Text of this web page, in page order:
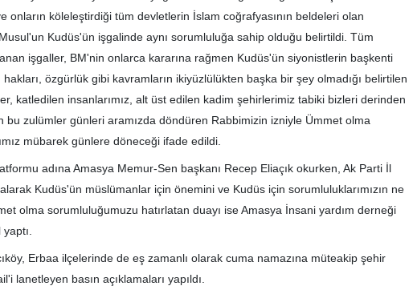
onların köleleştirdiği tüm devletlerin İslam coğrafyasının beldeleri olan
Kudüs'ün işgalinde aynı sorumluluğa sahip olduğu belirtildi. Tüm
işgaller, BM'nin onlarca kararına rağmen Kudüs'ün siyonistlerin başkenti
özgürlük gibi kavramların ikiyüzlülükten başka bir şey olmadığı belirtilen
katledilen insanlarımız, alt üst edilen kadim şehirlerimiz tabiki bizleri derinden
bu zulümler günleri aramızda döndüren Rabbimizin izniyle Ümmet olma
mübarek günlere döneceği ifade edildi.
adına Amasya Memur-Sen başkanı Recep Eliaçık okurken, Ak Parti İl
Kudüs'ün müslümanlar için önemini ve Kudüs için sorumluluklarımızın ne
olma sorumluluğumuzu hatırlatan duayı ise Amasya İnsani yardım derneği
Erbaa ilçelerinde de eş zamanlı olarak cuma namazına müteakip şehir
lanetleyen basın açıklamaları yapıldı.